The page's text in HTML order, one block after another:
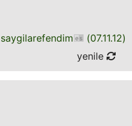
saygilarefendim (07.11.12)
yenile